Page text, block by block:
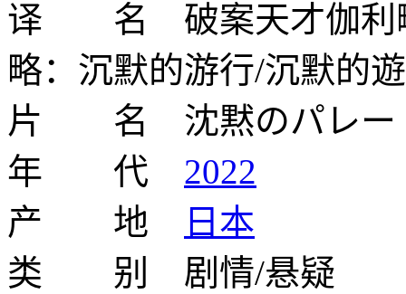
译 名 破案天才伽利略
略：沉默的游行/沉默的
片 名 沈黙のパレー
年 代 2022
产 地
日本
类 别 剧情/悬疑